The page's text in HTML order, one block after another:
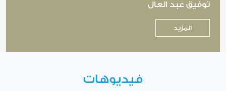
توفيق عبد العال
المزيد
فيديوهات